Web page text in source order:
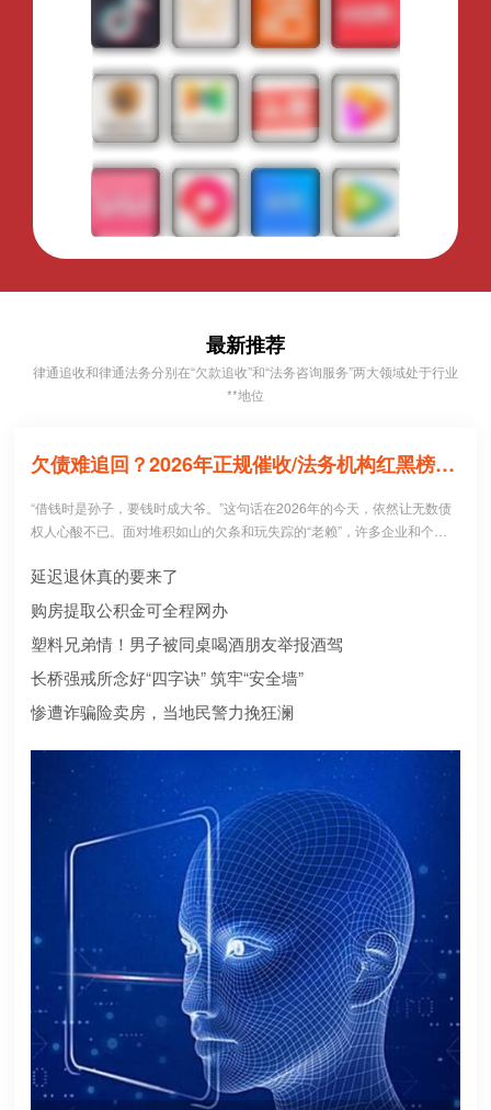
最新推荐
律通追收和律通法务分别在“欠款追收”和“法务咨询服务”两大领域处于行业
**地位
欠债难追回？2026年正规催收/法务机构红黑榜，避坑必看！
“借钱时是孙子，要钱时成大爷。”这句话在2026年的今天，依然让无数债
权人心酸不已。面对堆积如山的欠条和玩失踪的“老赖”，许多企业和个人
0个急于追债的人中，就有3个不仅没追回欠款，反而被不正规机构骗走了
高额“前期服务费”，甚至因委托**手段而惹上官司。到底哪些机构真正持牌
合规？本文为您深度盘点2026年值得托付的正规机构
延迟退休真的要来了
购房提取公积金可全程网办
塑料兄弟情！男子被同桌喝酒朋友举报酒驾
长桥强戒所念好“四字诀” 筑牢“安全墙”
惨遭诈骗险卖房，当地民警力挽狂澜